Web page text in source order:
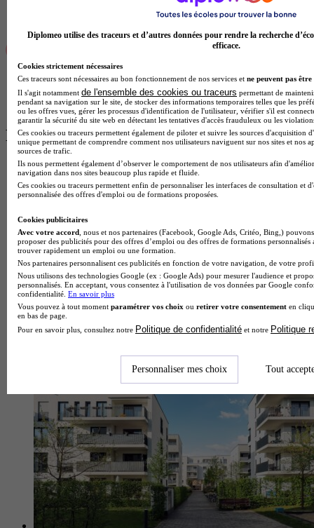
Plus de contenus sur Logement étudiant
Diplomeo utilise des traceurs et d’autres données pour rendre la recherche
efficace.
Cookies strictement nécessaires
Ces traceurs sont nécessaires au bon fonctionnement de nos services et ne peuvent pas être
Il s'agit notamment de l'ensemble des cookies ou traceurs permettant de
pendant sa navigation sur le site, de stocker des informations temporaires telles que les
ou les offres vues, gérer les processus d'identification de l'utilisateur, vérifier s'il est
garantir la sécurité du site web en détectant les tentatives d'accès frauduleux ou les
Ces cookies ou traceurs permettent également de piloter et suivre les sources d'acquisition
unique permettant de comprendre comment nos utilisateurs naviguent sur nos sites et nos
sources de trafic.
Ils nous permettent également d’observer le comportement de nos utilisateurs afin
navigation dans nos sites beaucoup plus rapide et fluide.
Ces cookies ou traceurs permettent enfin de personnaliser les interfaces de consultation et
personnalisée des offres d'emploi ou de formations proposées.
Cookies publicitaires
Avec votre accord , nous et nos partenaires (Facebook, Google Ads, Critéo, Bing,)
proposer des publicités pour des offres d’emploi ou des offres de formations
trouver rapidement un emploi ou une formation.
Nos partenaires personnalisent ces publicités en fonction de votre navigation, de votre
Nous utilisons des technologies Google (ex : Google Ads) pour mesurer l'audience et
personnalisés. En acceptant, vous consentez à l'utilisation de vos données par Google
confidentialité. En savoir plus
Vous pouvez à tout moment paramétrer vos choix ou retirer votre consentement en
en bas de page.
Pour en savoir plus, consultez notre Politique de confidentialité et notre Politique
Personnaliser mes choix Tout